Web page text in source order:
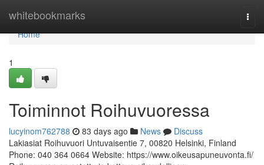
whitebookmarks
Home
Home
1
Toiminnot Roihuvuoressa
lucyinom762788 83 days ago News
Discuss
Lakiasiat Roihuvuori Untuvaisentie 7, 00820 Helsinki, Finland
Phone: 040 364 0664 Website: https://www.oikeusapuneuvonta.fi/